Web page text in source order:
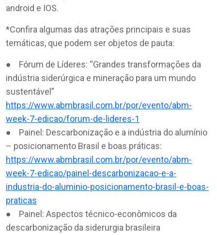
android e IOS.
*Confira algumas das atrações principais e suas
temáticas, que podem ser objetos de pauta:
● Fórum de Líderes: “Grandes transformações da
indústria siderúrgica e mineração para um mundo
sustentável”
https://www.abmbrasil.com.br/por/evento/abm-
week-7-edicao/forum-de-lideres-1
● Painel: Descarbonização e a indústria do alumínio
– posicionamento Brasil e boas práticas:
https://www.abmbrasil.com.br/por/evento/abm-
week-7-edicao/painel-descarbonizacao-e-a-
industria-do-aluminio-posicionamento-brasil-e-boas-
praticas
● Painel: Aspectos técnico-econômicos da
descarbonização da siderurgia brasileira